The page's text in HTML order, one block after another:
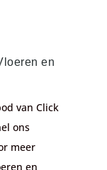
en
van Click
ons
meer
en